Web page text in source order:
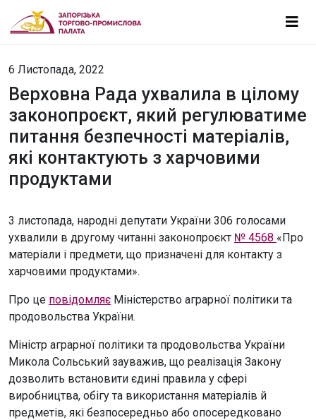
6 Листопада, 2022
Верховна Рада ухвалила в цілому
законопроєкт, який регулюватиме
питання безпечності матеріалів,
які контактують з харчовими
продуктами
3 листопада, народні депутати України 306 голосами
ухвалили в другому читанні законопроєкт № 4568 «Про
матеріали і предмети, що призначені для контакту з
харчовими продуктами».
Про це повідомляє Міністерство аграрної політики та
продовольства України.
Міністр аграрної політики та продовольства України
Микола Сольський зауважив, що реалізація Закону
дозволить встановити єдині правила у сфері
виробництва, обігу та використання матеріалів й
предметів, які безпосередньо або опосередковано